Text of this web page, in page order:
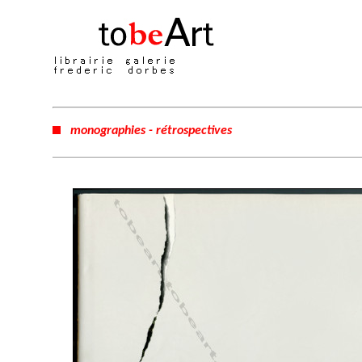
monographies - rétrospectives